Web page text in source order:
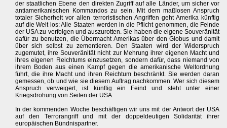
der staatlichen Ebene den direkten Zugriff auf alle Länder, um sicher vor
antiamerikanischen Kommandos zu sein. Mit dem maßlosen Anspruch
totaler Sicherheit vor allen terroristischen Angriffen geht Amerika künftig
auf die Welt los: Alle Staaten werden in die Pflicht genommen, die Feinde
der USA zu verfolgen und auszurotten. Sie haben die eigene Souveränität
dafür zu benutzen, die Übermacht Amerikas über den Globus und damit
über sich selbst zu zementieren. Den Staaten wird der Widerspruch
zugemutet, ihre Souveränität nicht zur Mehrung ihrer eigenen Macht und
ihres eigenen Reichtums einzusetzen, sondern dafür, dass niemand von
ihrem Boden aus einen Kampf gegen die amerikanische Weltordnung
führt, die ihre Macht und ihren Reichtum beschränkt. Sie werden daran
gemessen, ob und wie sie diesem Auftrag nachkommen. Wer sich diesem
Anspruch verweigert, ist künftig ein Feind und steht unter einer
Kriegsdrohung von Seiten der USA.
In der kommenden Woche beschäftigen wir uns mit der Antwort der USA
auf den Terrorangriff und mit der doppeldeutigen Solidarität ihrer
europäischen Bündnispartner.